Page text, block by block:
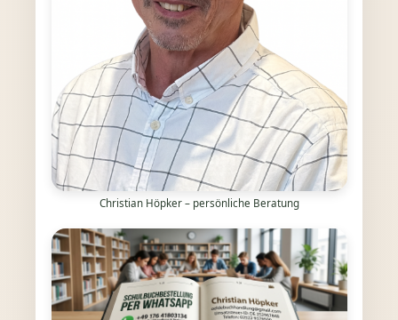
Christian Höpker – persönliche Beratung